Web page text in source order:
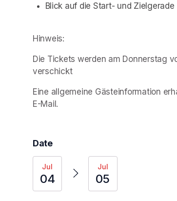
Blick auf die Start- und Zielgerade
Hinweis:
Die Tickets werden am Donnerstag
verschickt
Eine allgemeine Gästeinformation
E-Mail.
Date
Jul
04
Jul
05